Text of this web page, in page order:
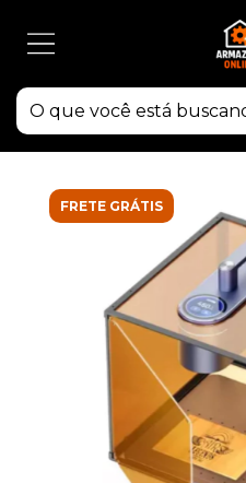
FRETE GRÁTIS